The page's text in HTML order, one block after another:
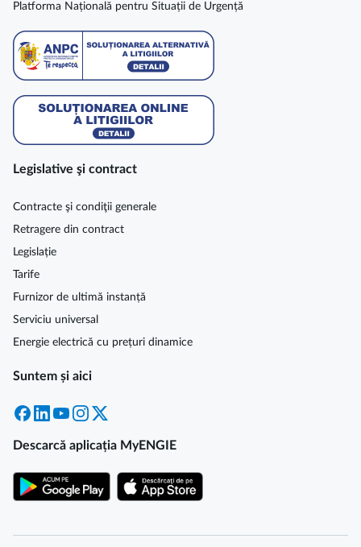
Platforma Națională pentru Situații de Urgență
Legislative şi contract
Contracte şi condiţii generale
Retragere din contract
Legislație
Tarife
Furnizor de ultimă instanță
Serviciu universal
Energie electrică cu prețuri dinamice
Suntem și aici
Facebook
LinkedInYouTubeInstagram
Descarcă aplicația MyENGIE